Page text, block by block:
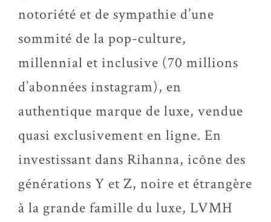
notoriété et de sympathie d’une
sommité de la pop-culture,
millennial et inclusive (70 millions
d’abonnées instagram), en
authentique marque de luxe, vendue
quasi exclusivement en ligne. En
investissant dans Rihanna, icône des
générations Y et Z, noire et étrangère
à la grande famille du luxe, LVMH